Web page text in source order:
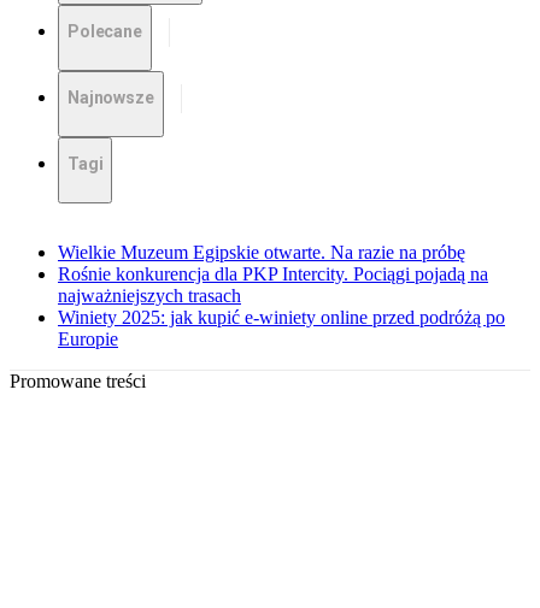
Polecane
Najnowsze
Tagi
Wielkie Muzeum Egipskie otwarte. Na razie na próbę
Rośnie konkurencja dla PKP Intercity. Pociągi pojadą na
najważniejszych trasach
Winiety 2025: jak kupić e-winiety online przed podróżą po
Europie
Promowane treści